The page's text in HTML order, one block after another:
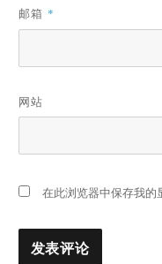
邮箱 *
网站
在此浏览器中保存我的